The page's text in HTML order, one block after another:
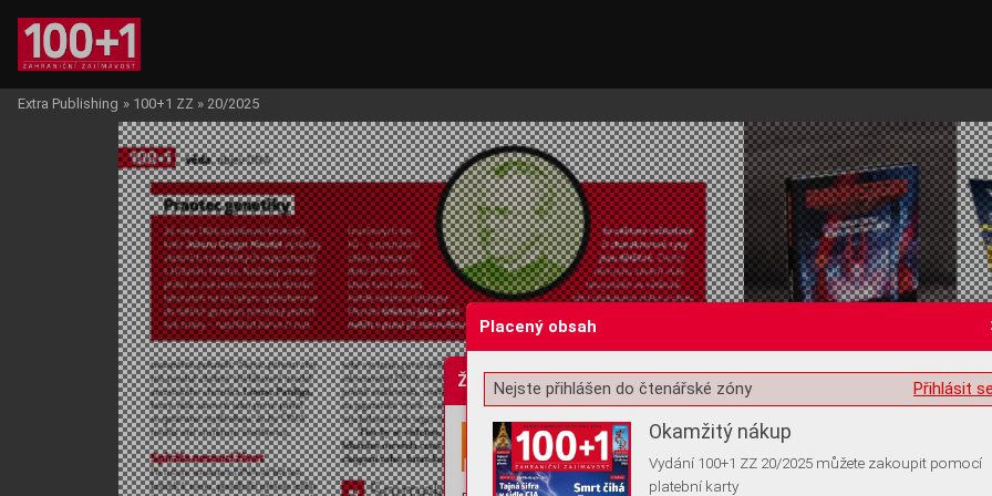
Žádost o souhlas s ukládáním volitelných informací
Extra Publishing » 100+1 ZZ » 20/2025
Placený obsah
Přihlásit
Nejste přihlášen do čtenářské zóny
Okamžitý nákup
Vydání 100+1 ZZ 20/2025 můžete zakoupit pomocí
platební karty